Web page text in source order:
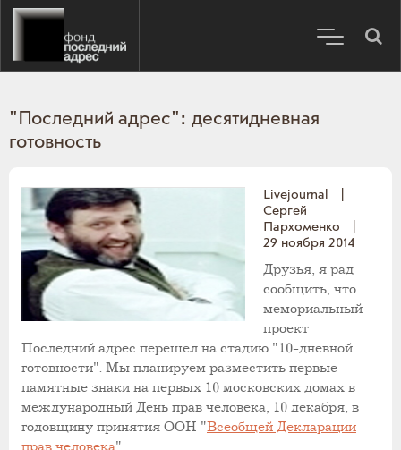
"Последний адрес": десятидневная
готовность
Livejournal
Сергей
Пархоменко
29 ноября 2014
Друзья, я рад
сообщить, что
мемориальный
проект
Последний адрес перешел на стадию "10-дневной
готовности". Мы планируем разместить первые
памятные знаки на первых 10 московских домах в
международный День прав человека, 10 декабря, в
годовщину принятия ООН "Всеобщей Декларации